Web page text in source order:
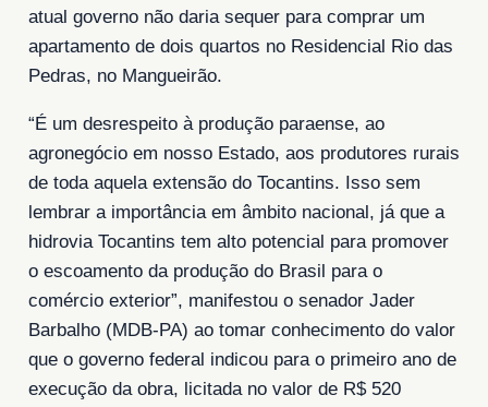
atual governo não daria sequer para comprar um
apartamento de dois quartos no Residencial Rio das
Pedras, no Mangueirão.
“É um desrespeito à produção paraense, ao
agronegócio em nosso Estado, aos produtores rurais
de toda aquela extensão do Tocantins. Isso sem
lembrar a importância em âmbito nacional, já que a
hidrovia Tocantins tem alto potencial para promover
o escoamento da produção do Brasil para o
comércio exterior”, manifestou o senador Jader
Barbalho (MDB-PA) ao tomar conhecimento do valor
que o governo federal indicou para o primeiro ano de
execução da obra, licitada no valor de R$ 520